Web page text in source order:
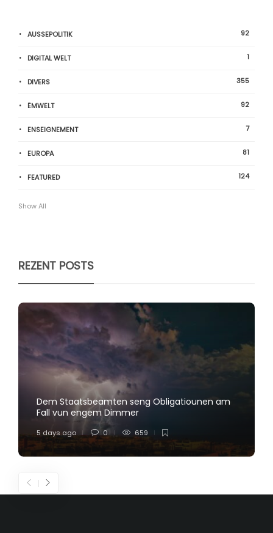
AUSSEPOLITIK 92
DIGITAL WELT 1
DIVERS 355
ËMWELT 92
ENSEIGNEMENT 7
EUROPA 81
FEATURED 124
Show All
REZENT POSTS
Dem Staatsbeamten seng Obligatiounen am
Fall vun engem Dimmer
5 days ago 0 659